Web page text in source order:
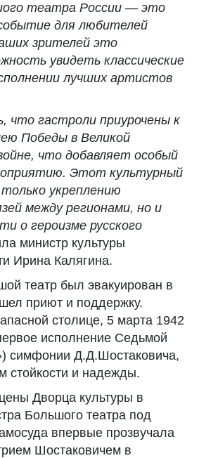
театра России — это
для любителей
зрителей это
увидеть классические
лучших артистов
гастроли приурочены к
Победы в Великой
что добавляет особый
риятию. Этот культурный
укреплению
между регионами, но и
о героизме русского
министр культуры
Ирина Калягина.
театр был эвакуирован в
приют и поддержку.
столице, 5 марта 1942
исполнение Седьмой
симфонии Д.Д.Шостаковича,
стойкости и надежды.
Дворца культуры в
Большого театра под
впервые прозвучала
Шостаковичем в